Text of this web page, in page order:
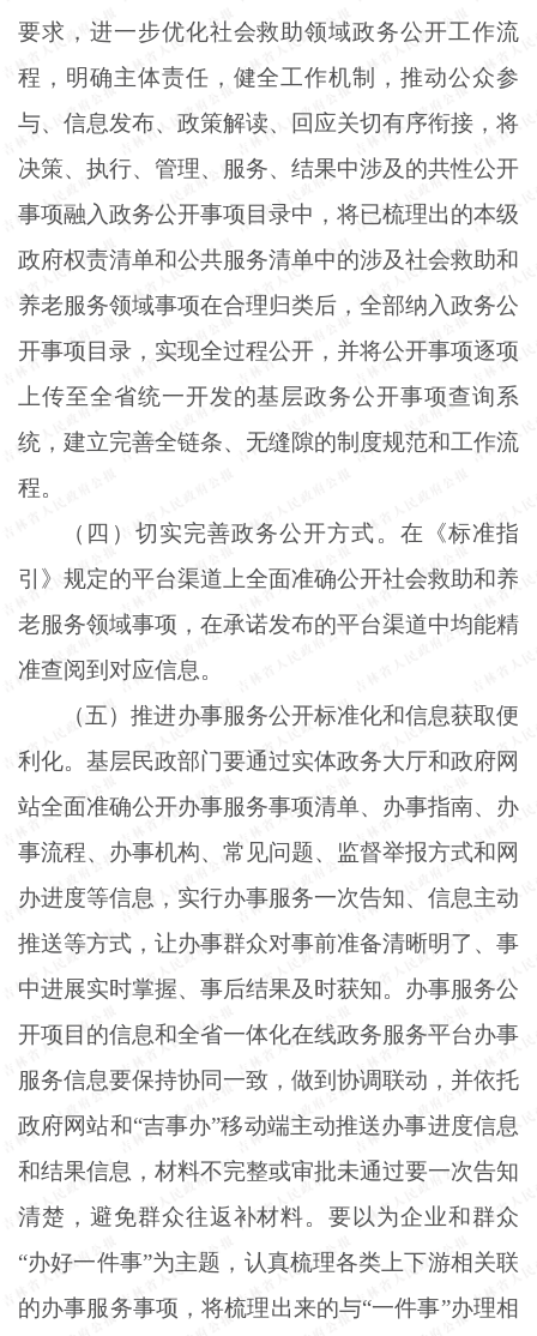
要求，进一步优化社会救助领域政务公开工作流
程，明确主体责任，健全工作机制，推动公众参
与、信息发布、政策解读、回应关切有序衔接，将
决策、执行、管理、服务、结果中涉及的共性公开
事项融入政务公开事项目录中，将已梳理出的本级
政府权责清单和公共服务清单中的涉及社会救助和
养老服务领域事项在合理归类后，全部纳入政务公
开事项目录，实现全过程公开，并将公开事项逐项
上传至全省统一开发的基层政务公开事项查询系
统，建立完善全链条、无缝隙的制度规范和工作流
程。
（四）切实完善政务公开方式。在《标准指
引》规定的平台渠道上全面准确公开社会救助和养
老服务领域事项，在承诺发布的平台渠道中均能精
准查阅到对应信息。
（五）推进办事服务公开标准化和信息获取便
利化。基层民政部门要通过实体政务大厅和政府网
站全面准确公开办事服务事项清单、办事指南、办
事流程、办事机构、常见问题、监督举报方式和网
办进度等信息，实行办事服务一次告知、信息主动
推送等方式，让办事群众对事前准备清晰明了、事
中进展实时掌握、事后结果及时获知。办事服务公
开项目的信息和全省一体化在线政务服务平台办事
服务信息要保持协同一致，做到协调联动，并依托
政府网站和“吉事办”移动端主动推送办事进度信息
和结果信息，材料不完整或审批未通过要一次告知
清楚，避免群众往返补材料。要以为企业和群众
“办好一件事”为主题，认真梳理各类上下游相关联
的办事服务事项，将梳理出来的与“一件事”办理相